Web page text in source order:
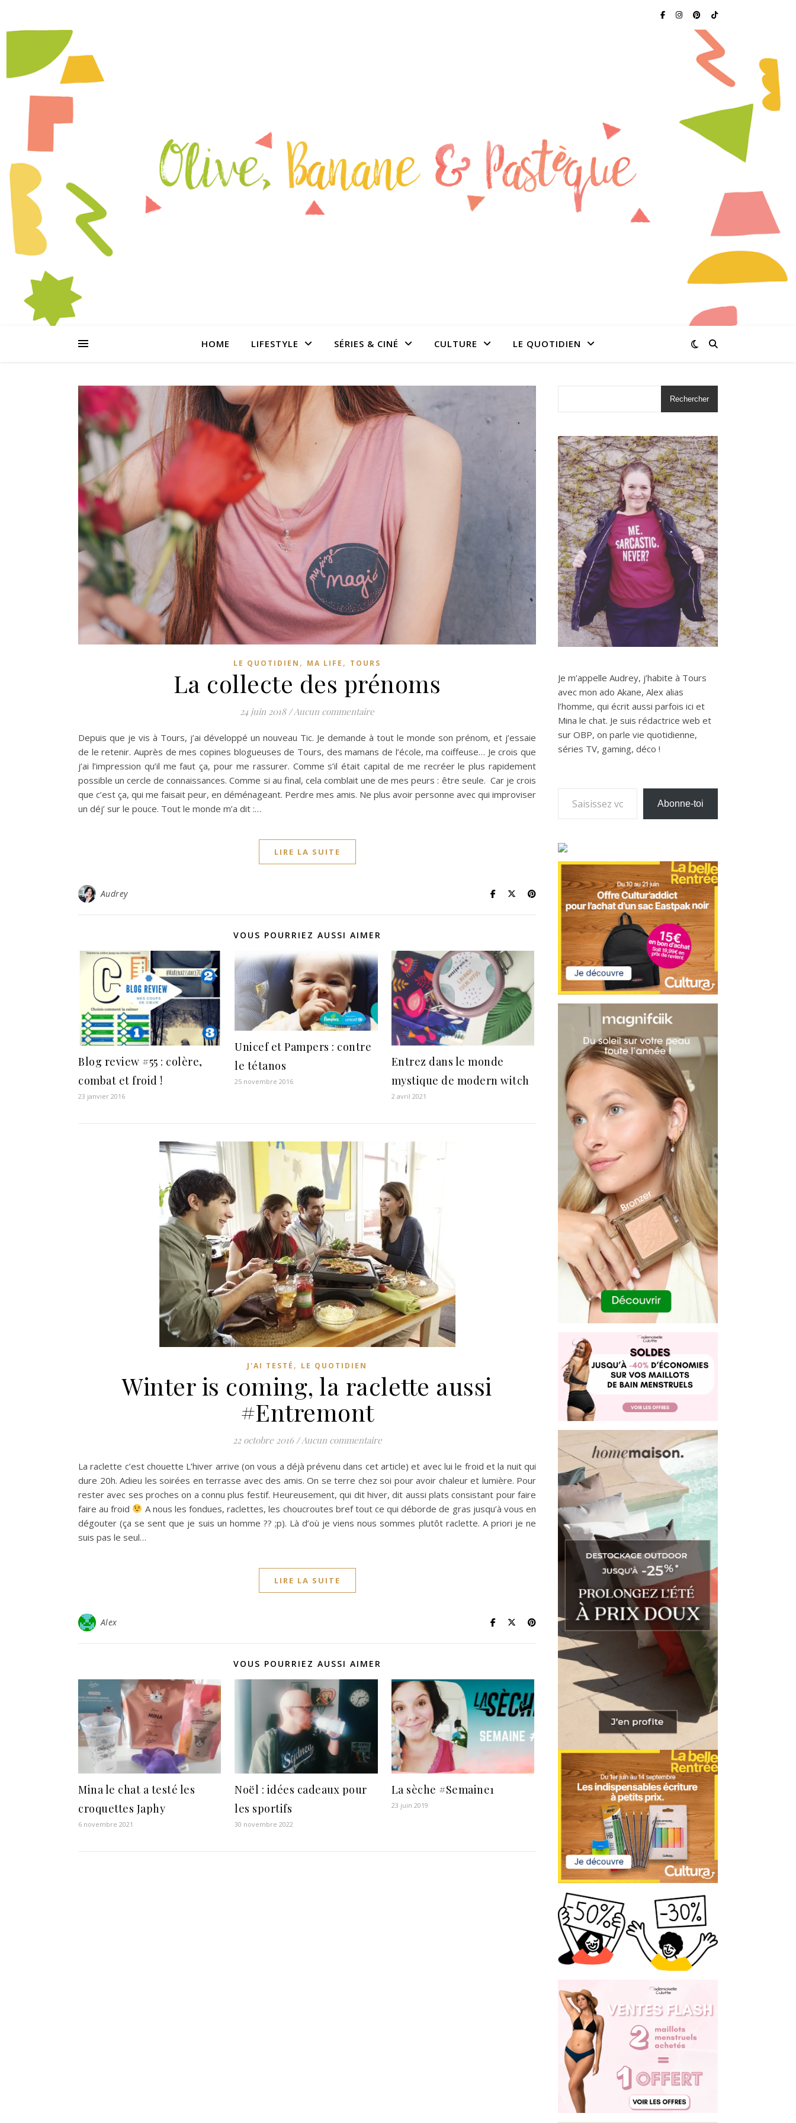
HOME LIFESTYLE SÉRIES & CINÉ CULTURE LE QUOTIDIEN
LE QUOTIDIEN , MA LIFE , TOURS
La collecte des prénoms
24 juin 2018 /Aucun commentaire
Depuis que je vis à Tours, j’ai développé un nouveau Tic. Je demande à tout le monde son prénom, et j’essaie
de le retenir. Auprès de mes copines blogueuses de Tours, des mamans de l’école, ma coiffeuse… Je crois que
j’ai l’impression qu’il me faut ça, pour me rassurer. Comme s’il était capital de me recréer le plus rapidement
possible un cercle de connaissances. Comme si au final, cela comblait une de mes peurs : être seule. Car je crois
que c’est ça, qui me faisait peur, en déménageant. Perdre mes amis. Ne plus avoir personne avec qui improviser
un déj’ sur le pouce. Tout le monde m’a dit :…
LIRE LA SUITE
Audrey
VOUS POURRIEZ AUSSI AIMER
Blog review #55 : colère,
combat et froid !
23 janvier 2016
Unicef et Pampers : contre
le tétanos
25 novembre 2016
Entrez dans le monde
mystique de modern witch
2 avril 2021
J'AI TESTÉ , LE QUOTIDIEN
Winter is coming, la raclette aussi
#Entremont
22 octobre 2016 / Aucun commentaire
La raclette c’est chouette L’hiver arrive (on vous a déjà prévenu dans cet article) et avec lui le froid et la nuit qui
dure 20h. Adieu les soirées en terrasse avec des amis. On se terre chez soi pour avoir chaleur et lumière. Pour
rester avec ses proches on a connu plus festif. Heureusement, qui dit hiver, dit aussi plats consistant pour faire
faire au froid
A nous les fondues, raclettes, les choucroutes bref tout ce qui déborde de gras jusqu’à vous en
dégouter (ça se sent que je suis un homme ?? ;p). Là d’où je viens nous sommes plutôt raclette. A priori je ne
suis pas le seul…
LIRE LA SUITE
Alex
VOUS POURRIEZ AUSSI AIMER
Mina le chat a testé les
croquettes Japhy
6 novembre 2021
Noël : idées cadeaux pour
les sportifs
30 novembre 2022
La sèche #Semaine1
23 juin 2019
Rechercher
Je m’appelle Audrey, j’habite à Tours
avec mon ado Akane, Alex alias
l’homme, qui écrit aussi parfois ici et
Mina le chat. Je suis rédactrice web et
sur OBP, on parle vie quotidienne,
séries TV, gaming, déco !
Saisissez votre adresse e-mail…
Abonne-toi